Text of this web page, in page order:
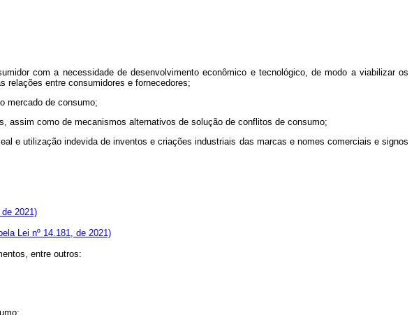
com a necessidade de desenvolvimento econômico e tecnológico, de modo a viabilizar os
relações entre consumidores e fornecedores;
mercado de consumo;
como de mecanismos alternativos de solução de conflitos de consumo;
utilização indevida de inventos e criações industriais das marcas e nomes comerciais e signos
2021)
Lei nº 14.181, de 2021)
entre outros: